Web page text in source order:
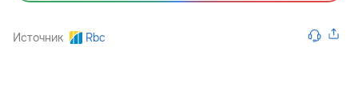
Источник Rbc